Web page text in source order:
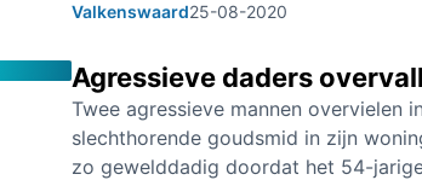
Valkenswaard25-08-2020
Agressieve daders
Twee agressieve mannen overvielen
slechthorende goudsmid in zijn
zo gewelddadig doordat het 54-